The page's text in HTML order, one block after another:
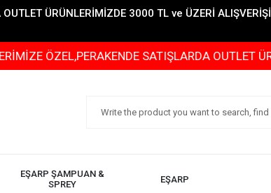
OUTLET ÜRÜNLERİMİZDE 3000 TL ve ÜZERİ
SATIŞLARDA OUTLET
EŞARP ŞAMPUAN &
SPREY
EŞARP